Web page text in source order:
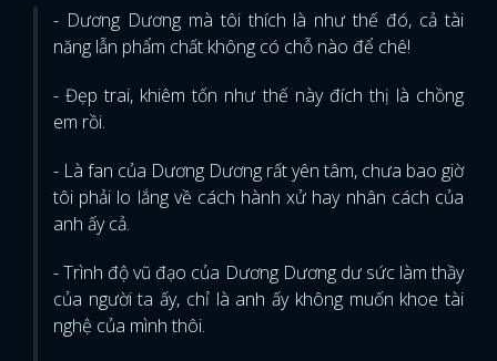
- Dương Dương mà tôi thích là như thế đó, cả tài
năng lẫn phẩm chất không có chỗ nào để chê!
- Đẹp trai, khiêm tốn như thế này đích thị là chồng
em rồi.
- Là fan của Dương Dương rất yên tâm, chưa bao giờ
tôi phải lo lắng về cách hành xử hay nhân cách của
anh ấy cả.
- Trình độ vũ đạo của Dương Dương dư sức làm thầy
của người ta ấy, chỉ là anh ấy không muốn khoe tài
nghệ của mình thôi.